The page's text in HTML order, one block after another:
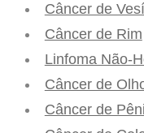
Câncer de
Câncer de Rim
Linfoma Não-
Câncer de
Câncer de